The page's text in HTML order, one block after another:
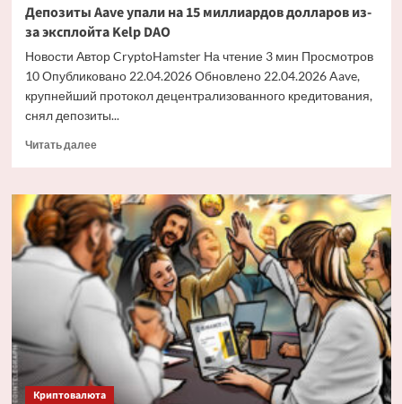
Депозиты Aave упали на 15 миллиардов долларов из-
за эксплойта Kelp DAO
Новости Автор CryptoHamster На чтение 3 мин Просмотров
10 Опубликовано 22.04.2026 Обновлено 22.04.2026 Aave,
крупнейший протокол децентрализованного кредитования,
снял депозиты...
Читать далееПрочитать
Депозиты
Aave
упали
на
15
миллиардов
долларов
из-
эксплойта
DAO
Криптовалюта